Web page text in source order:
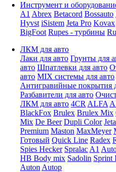
Инструмент и
A1 Abrex Betacord Bossauto
Hyvst iSistem Jeta Pro Kovax
BigFoot Rupes - турбины
ЛКМ для авто
Лаки для авто Грунты для
авто Шпатлевки для авто
авто MIX системы для авто
Антигравийные покрытия
Разбавители для авто
ЛКМ для авто 4CR ALFA
BlackFox Brulex Brulex Mix
Mix De Beer Dupli Color
Premium Maston MaxMeyer
Готовый Quick Line Radex
Spies Hecker Spralac A1
HB Body mix Sadolin Sprint
Auton Autop